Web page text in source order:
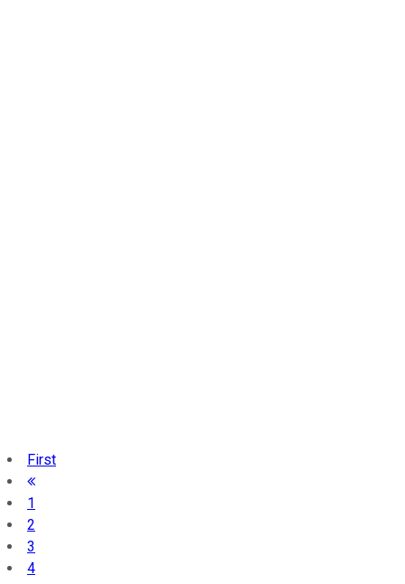
First
1
2
3
4